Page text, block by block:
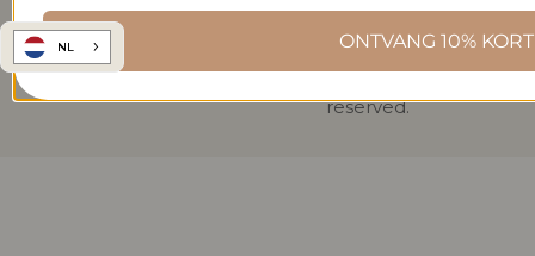
NL
Netherlands
(EUR €)
Elysian
Home.
All rights
reserved.
ONTVANG 10%